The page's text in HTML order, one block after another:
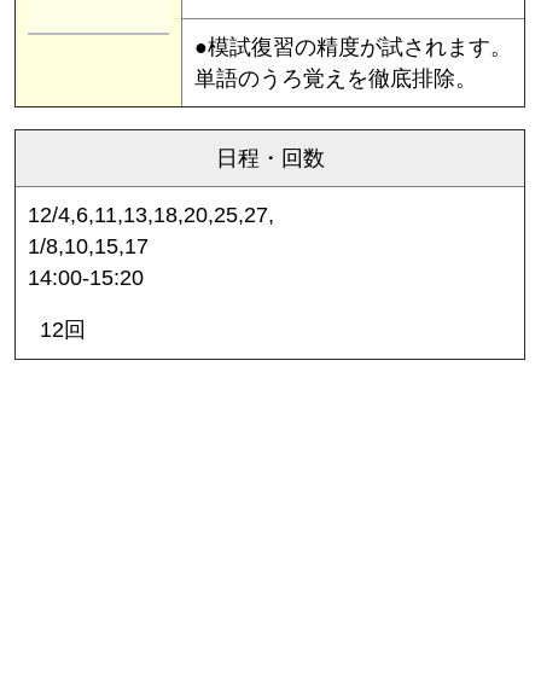
●模試復習の精度が試されます。
単語のうろ覚えを徹底排除。
日程・回数
12/4,6,11,13,18,20,25,27,
1/8,10,15,17
14:00-15:20
12回